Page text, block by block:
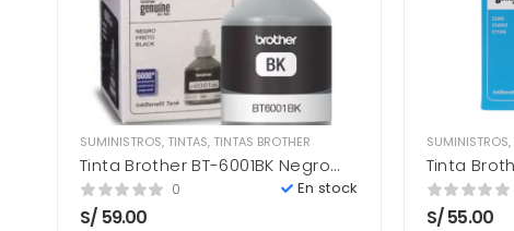
SUMINISTROS, TINTAS, TINTAS BROTHER
Tinta Brother BT-6001BK Negro
108ML Nuevo
0 En stock
S/ 59.00
SUMINISTROS,
Tinta
48.8ML
S/55.00